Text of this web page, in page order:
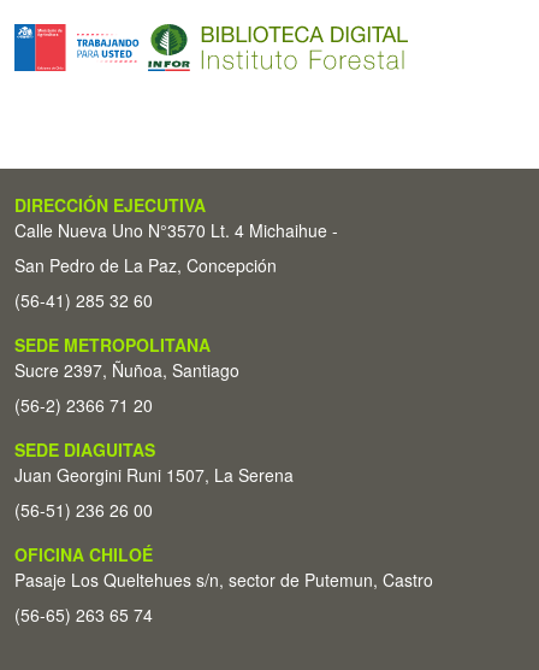
DIRECCIÓN EJECUTIVA
Calle Nueva Uno N°3570 Lt. 4 Michaihue -
San Pedro de La Paz, Concepción
(56-41) 285 32 60
SEDE METROPOLITANA
Sucre 2397, Ñuñoa, Santiago
(56-2) 2366 71 20
SEDE DIAGUITAS
Juan Georgini Runi 1507, La Serena
(56-51) 236 26 00
OFICINA CHILOÉ
Pasaje Los Queltehues s/n, sector de Putemun, Castro
(56-65) 263 65 74